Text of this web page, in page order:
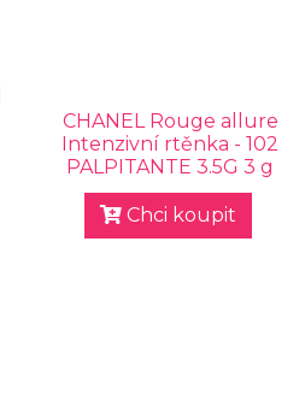
CHANEL Rouge allure
Intenzivní rtěnka - 102
PALPITANTE 3.5G 3 g
Chci koupit